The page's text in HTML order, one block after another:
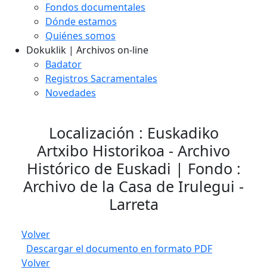
Fondos documentales
Dónde estamos
Quiénes somos
Dokuklik | Archivos on-line
Badator
Registros Sacramentales
Novedades
Localización : Euskadiko
Artxibo Historikoa - Archivo
Histórico de Euskadi | Fondo :
Archivo de la Casa de Irulegui -
Larreta
Volver
Descargar el documento en formato PDF
Volver